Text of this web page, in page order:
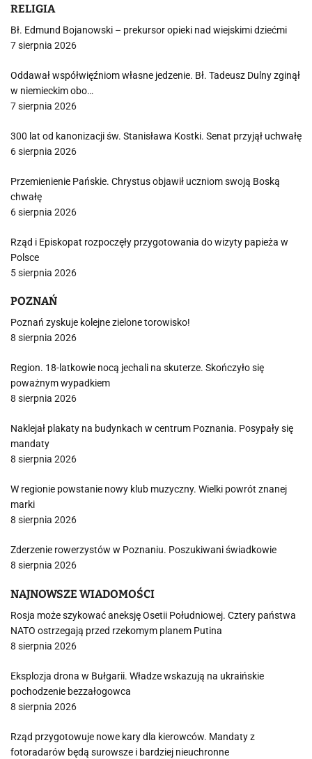
RELIGIA
Bł. Edmund Bojanowski – prekursor opieki nad wiejskimi dziećmi
7 sierpnia 2026
Oddawał współwięźniom własne jedzenie. Bł. Tadeusz Dulny zginął
w niemieckim obo…
7 sierpnia 2026
300 lat od kanonizacji św. Stanisława Kostki. Senat przyjął uchwałę
6 sierpnia 2026
Przemienienie Pańskie. Chrystus objawił uczniom swoją Boską
chwałę
6 sierpnia 2026
Rząd i Episkopat rozpoczęły przygotowania do wizyty papieża w
Polsce
5 sierpnia 2026
POZNAŃ
Poznań zyskuje kolejne zielone torowisko!
8 sierpnia 2026
Region. 18-latkowie nocą jechali na skuterze. Skończyło się
poważnym wypadkiem
8 sierpnia 2026
Naklejał plakaty na budynkach w centrum Poznania. Posypały się
mandaty
8 sierpnia 2026
W regionie powstanie nowy klub muzyczny. Wielki powrót znanej
marki
8 sierpnia 2026
Zderzenie rowerzystów w Poznaniu. Poszukiwani świadkowie
8 sierpnia 2026
NAJNOWSZE WIADOMOŚCI
Rosja może szykować aneksję Osetii Południowej. Cztery państwa
NATO ostrzegają przed rzekomym planem Putina
8 sierpnia 2026
Eksplozja drona w Bułgarii. Władze wskazują na ukraińskie
pochodzenie bezzałogowca
8 sierpnia 2026
Rząd przygotowuje nowe kary dla kierowców. Mandaty z
fotoradarów będą surowsze i bardziej nieuchronne